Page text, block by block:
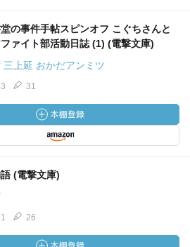
の事件手帖スピンオフ こぐちさんと
ァイト部活動日誌 (1) (電撃文庫)
三上延 おかだアンミツ
31
(電撃文庫)
26